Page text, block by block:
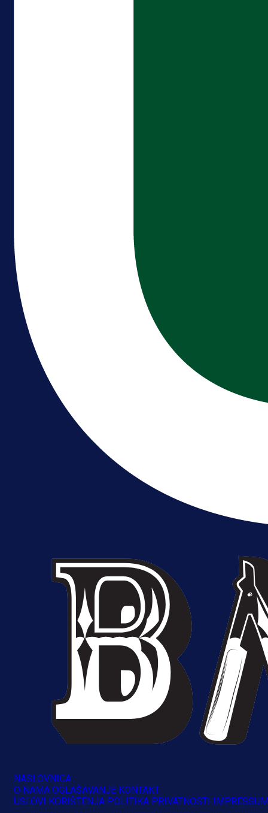
Reprezentativac BiH bi mogao
postati novo pojačanje Hajduka!
1 dan 17 h
A Selekcija
NASLOVNICA
O NAMA OGLAŠAVANJE KONTAKT
USLOVI KORIŠTENJA POLITIKA PRIVATNOSTI IMPRESSUM